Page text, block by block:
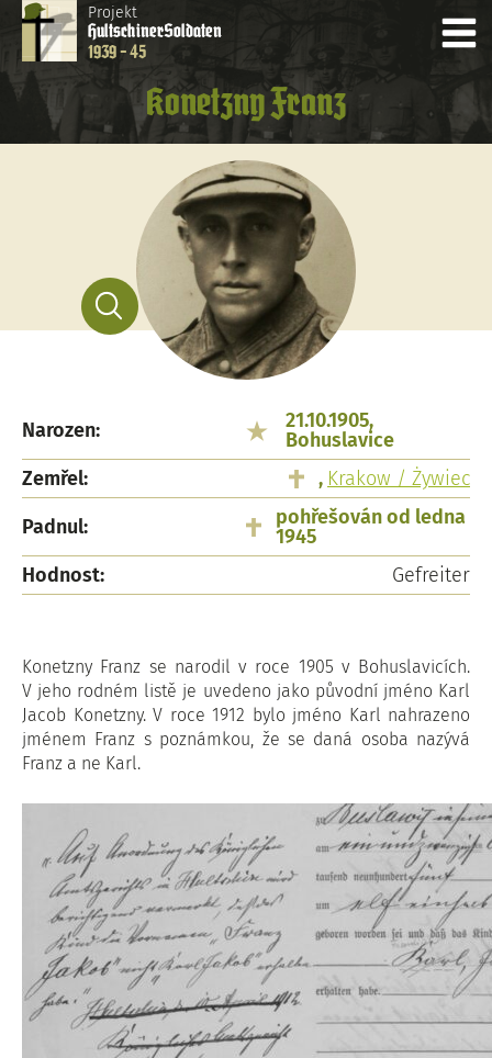
Projekt
HultschinerSoldaten
1939 - 45
Konetzny Franz
Narozen:
21.10.1905,
Bohuslavice
Zemřel:
, Krakow / Żywiec
Padnul:
pohřešován od ledna
1945
Hodnost:
Gefreiter
Konetzny Franz se narodil v roce 1905 v Bohuslavicích.
V jeho rodném listě je uvedeno jako původní jméno Karl
Jacob Konetzny. V roce 1912 bylo jméno Karl nahrazeno
jménem Franz s poznámkou, že se daná osoba nazývá
Franz a ne Karl.